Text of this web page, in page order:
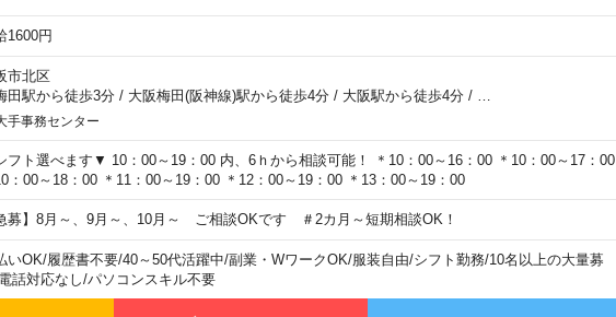
1600円
市北区
田駅から徒歩3分/ 大阪梅田(阪神線)駅から徒歩4分/ 大阪駅から徒歩4分/
手事務センター
ト選べます▼ 10：00～19：00 内、6ｈから相談可能！ ＊10：00～16：00 ＊10：00～17：00
：00～18：00 ＊11：00～19：00 ＊12：00～19：00 ＊13：00～19：00
募】8月～、9月～、10月～ ご相談OKです ＃2カ月～短期相談OK！
いOK/履歴書不要/40～50代活躍中/副業・WワークOK/服装自由/シフト勤務/10名以上の大量募
話対応なし/パソコンスキル不要